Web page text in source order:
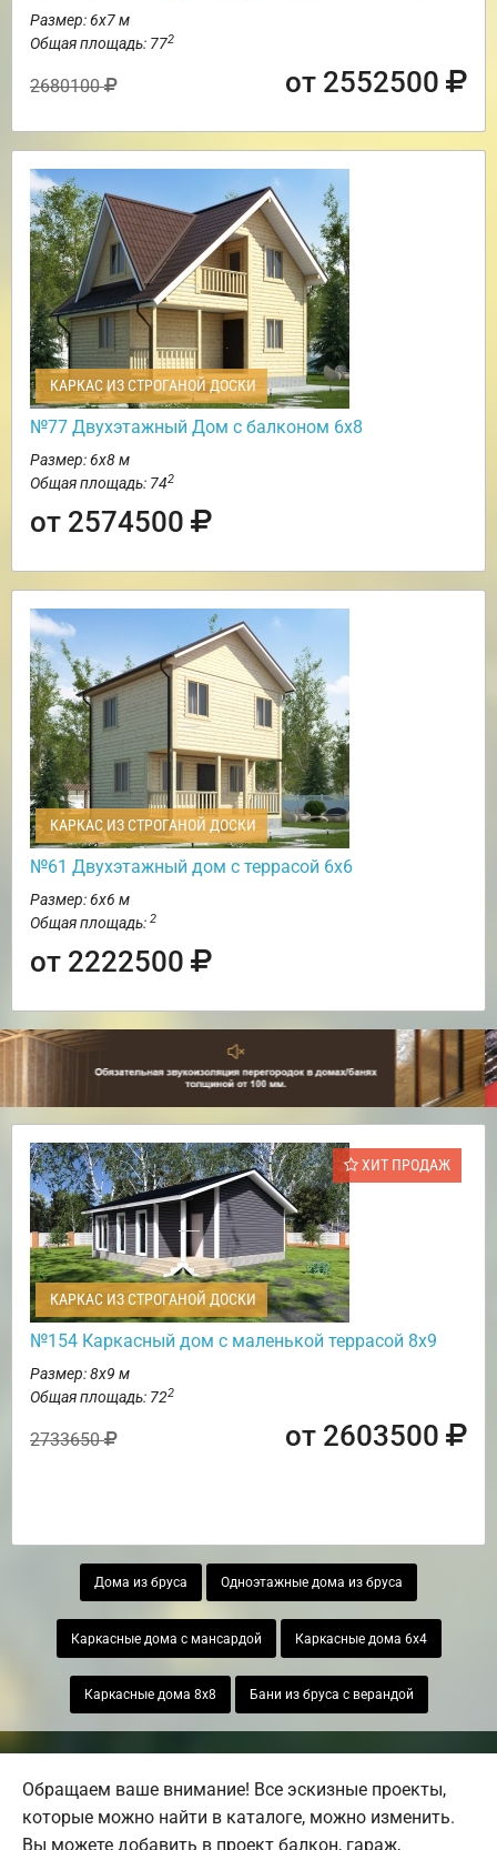
Размер: 6х7 м
Общая площадь: 772
2680100 от 2552500
КАРКАС ИЗ СТРОГАНОЙ ДОСКИ
№77 Двухэтажный Дом с балконом 6х8
Размер: 6х8 м
Общая площадь: 742
от 2574500
КАРКАС ИЗ СТРОГАНОЙ ДОСКИ
№61 Двухэтажный дом с террасой 6х6
Размер: 6х6 м
Общая площадь: 2
от 2222500
ХИТ ПРОДАЖ
КАРКАС ИЗ СТРОГАНОЙ ДОСКИ
№154 Каркасный дом с маленькой террасой 8х9
Размер: 8х9 м
Общая площадь: 722
2733650 от 2603500
Дома из бруса Одноэтажные дома из бруса
Каркасные дома с мансардой Каркасные дома 6х4
Каркасные дома 8х8 Бани из бруса с верандой
Обращаем ваше внимание! Все эскизные проекты,
которые можно найти в каталоге, можно изменить.
Вы можете добавить в проект балкон, гараж,